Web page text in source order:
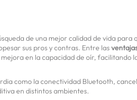
de una mejor calidad de vida para
sus pros y contras. Entre las
en la capacidad de oír, facilitando
como la conectividad Bluetooth,
en distintos ambientes.